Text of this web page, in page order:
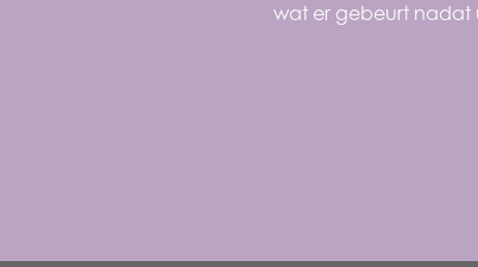
wat er gebeurt nadat